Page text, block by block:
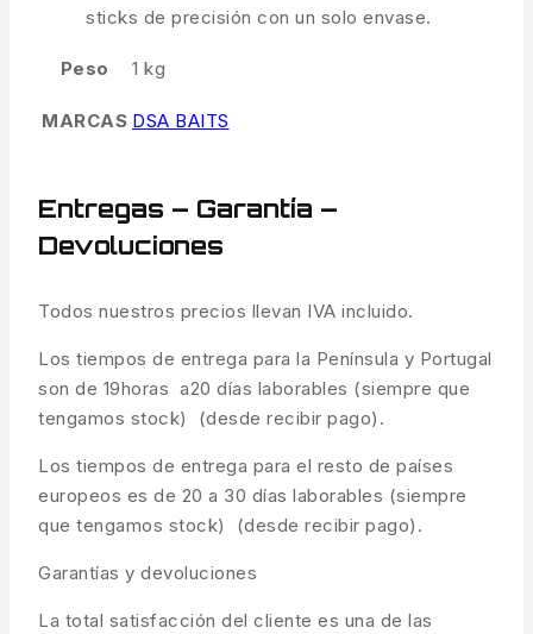
sticks de precisión con un solo envase.
Peso 1 kg
MARCAS DSA BAITS
Entregas – Garantía –
Devoluciones
Todos nuestros precios llevan IVA incluido.
Los tiempos de entrega para la Península y Portugal
son de 19horas a20 días laborables (siempre que
tengamos stock) (desde recibir pago).
Los tiempos de entrega para el resto de países
europeos es de 20 a 30 días laborables (siempre
que tengamos stock) (desde recibir pago).
Garantías y devoluciones
La total satisfacción del cliente es una de las